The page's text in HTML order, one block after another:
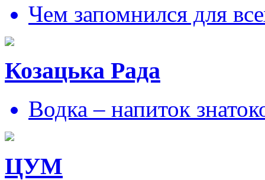
Чем запомнился для
Козацька Рада
Водка – напиток
ЦУМ